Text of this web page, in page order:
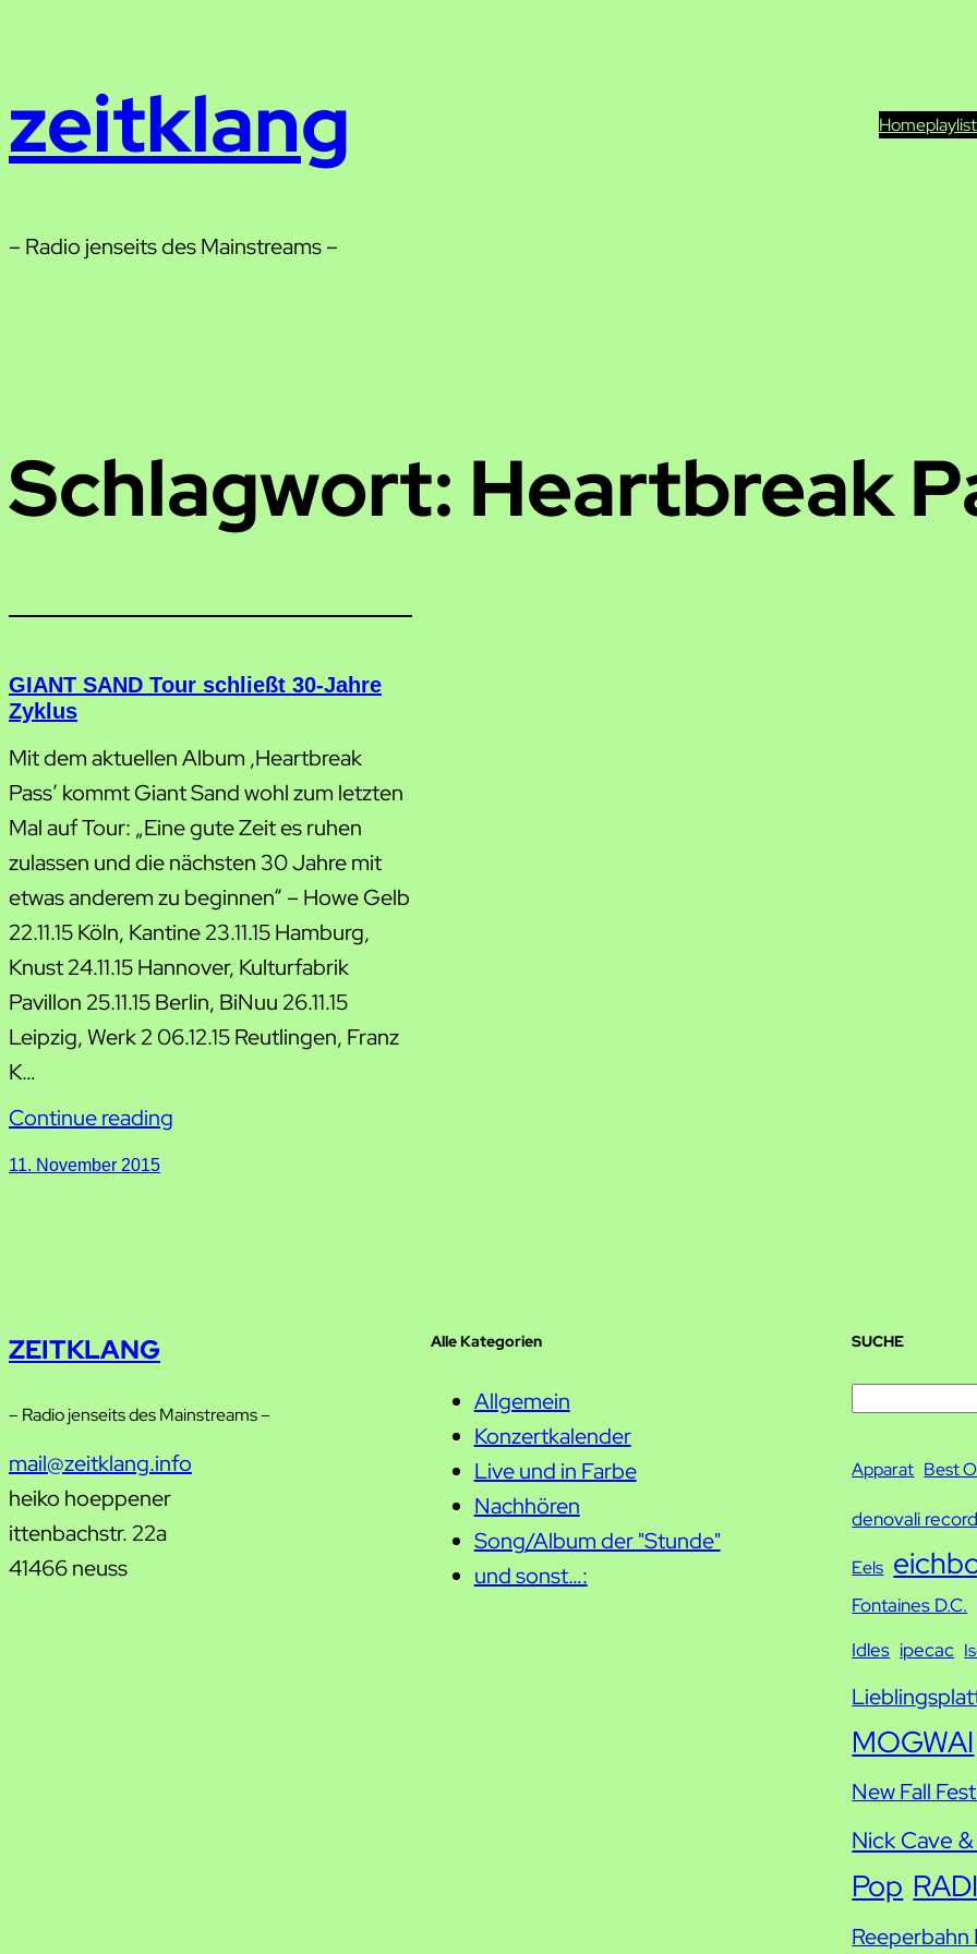
zeitklang Home
– Radio jenseits des Mainstreams –
Schlagwort: Heartbreak
GIANT SAND Tour schließt 30-Jahre
Zyklus
Mit dem aktuellen Album ‚Heartbreak
Pass’ kommt Giant Sand wohl zum letzten
Mal auf Tour: „Eine gute Zeit es ruhen
zulassen und die nächsten 30 Jahre mit
etwas anderem zu beginnen“ – Howe Gelb
22.11.15 Köln, Kantine 23.11.15 Hamburg,
Knust 24.11.15 Hannover, Kulturfabrik
Pavillon 25.11.15 Berlin, BiNuu 26.11.15
Leipzig, Werk 2 06.12.15 Reutlingen, Franz
K…
Continue reading
11. November 2015
ZEITKLANG
– Radio jenseits des Mainstreams –
mail@zeitklang.info
heiko hoeppener
ittenbachstr. 22a
41466 neuss
Alle Kategorien
Allgemein
Konzertkalender
Live und in Farbe
Nachhören
Song/Album der "Stunde"
und sonst…:
SUCHE
c
Apparat Best
denovali
Eels
Fontaines D.C.
Idles ipecac
MOGWAI
New Fall
Nick Cave
Pop
Reeperbahn